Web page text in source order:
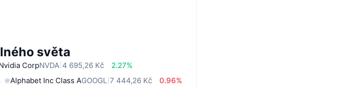
světa
CorpNVDA 4 695,26 Kč
2.27%
Alphabet Inc Class AGOOGL 7 444,26 Kč
0.96%